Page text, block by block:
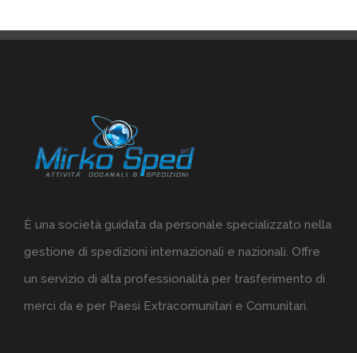
È una società guidata da personale specializzato nella
gestione di spedizioni internazionali e nazionali. Offre
un servizio di alta professionalità per trasferimento di
merci da e per Paesi Extracomunitari e Comunitari.